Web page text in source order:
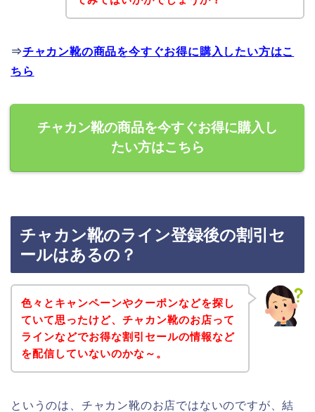
⇒チャカン靴の商品を今すぐお得に購入したい方はこ
ちら
チャカン靴の商品を今すぐお得に購入し
たい方はこちら
チャカン靴のライン登録後の割引セ
ールはあるの？
色々とキャンペーンやクーポンなどを探し
ていて思ったけど、チャカン靴のお店って
ラインなどでお得な割引セールの情報など
を配信していないのかな～。
というのは、チャカン靴のお店ではないのですが、結